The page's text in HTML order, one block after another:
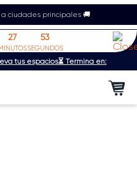
a ciudades principales 🚚
tus espacios⏳ Termina en:
27 52
SEGUNDOS